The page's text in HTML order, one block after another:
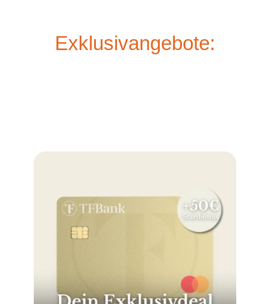
Exklusivangebote: